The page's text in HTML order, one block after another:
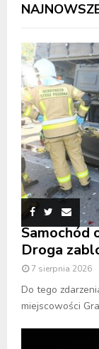
Samochód
Droga
7 sierpnia 2026
Do tego
miejscowości